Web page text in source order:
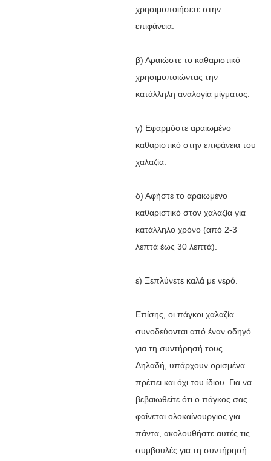
χρησιμοποιήσετε στην
επιφάνεια.
β) Αραιώστε το καθαριστικό
χρησιμοποιώντας την
κατάλληλη αναλογία μίγματος.
γ) Εφαρμόστε αραιωμένο
καθαριστικό στην επιφάνεια του
χαλαζία.
δ) Αφήστε το αραιωμένο
καθαριστικό στον χαλαζία για
κατάλληλο χρόνο (από 2-3
λεπτά έως 30 λεπτά).
ε) Ξεπλύνετε καλά με νερό.
Επίσης, οι πάγκοι χαλαζία
συνοδεύονται από έναν οδηγό
για τη συντήρησή τους.
Δηλαδή, υπάρχουν ορισμένα
πρέπει και όχι του ίδιου. Για να
βεβαιωθείτε ότι ο πάγκος σας
φαίνεται ολοκαίνουργιος για
πάντα, ακολουθήστε αυτές τις
συμβουλές για τη συντήρησή